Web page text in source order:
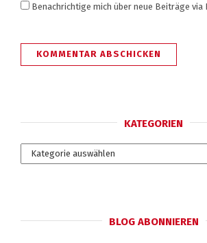
Benachrichtige mich über neue Beiträge via
KATEGORIEN
Kategorien
BLOG ABONNIEREN